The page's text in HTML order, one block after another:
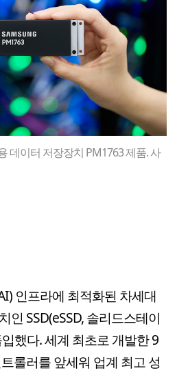
데이터 저장장치 PM1763 제품. 사
인프라에 최적화된 차세대
인 SSD(eSSD, 솔리드스테이
했다. 세계 최초로 개발한 9
롤러를 앞세워 업계 최고 성